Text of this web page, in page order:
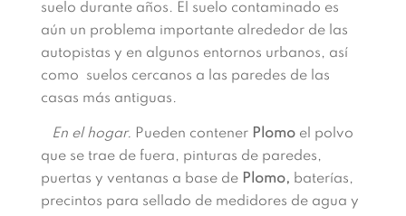
suelo durante años. El suelo contaminado es
aún un problema importante alrededor de las
autopistas y en algunos entornos urbanos, así
como suelos cercanos a las paredes de las
casas más antiguas.
En el hogar. Pueden contener Plomoel polvo
que se trae de fuera, pinturas de paredes,
puertas y ventanas a base dePlomo, baterías,
precintos para sellado de medidores de agua y